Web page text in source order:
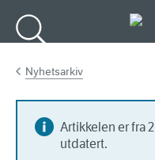
Nyhetsarkiv
Artikkelen er fra
utdatert.